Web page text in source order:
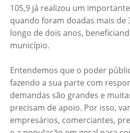
105,9 já realizou um
quando foram doadas mais de
longo de dois anos,
município.
Entendemos que o poder
fazendo a sua parte com
demandas são grandes e
precisam de apoio. Por isso,
empresários, comerciantes,